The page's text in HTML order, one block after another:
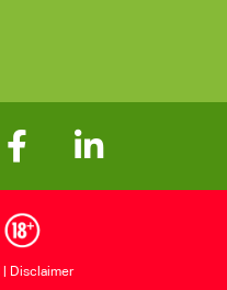
Disclaimer